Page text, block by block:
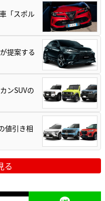
「スポル
提案する
ンSUVの
値引き相
る